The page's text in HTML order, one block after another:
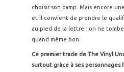
choisir son camp. Mais encore
et il convient de prendre le
au pied de la lettre : on ne
quand même bon.
Ce premier trade de The Vinyl
surtout grâce à ses personnages